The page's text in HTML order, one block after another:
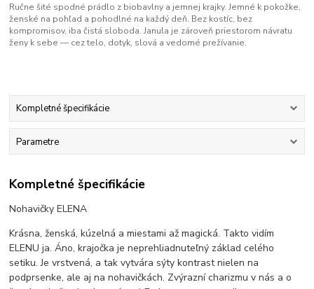
Ručne šité spodné prádlo z biobavlny a jemnej krajky. Jemné k pokožke,
ženské na pohľad a pohodlné na každý deň. Bez kostíc, bez
kompromisov, iba čistá sloboda. Janula je zároveň priestorom návratu
ženy k sebe — cez telo, dotyk, slová a vedomé prežívanie.
Kompletné špecifikácie
Parametre
Kompletné špecifikácie
Nohavičky ELENA
Krásna, ženská, kúzelná a miestami až magická. Takto vidím
ELENU ja. Áno, krajočka je neprehliadnuteľný základ celého
setiku. Je vrstvená, a tak vytvára sýty kontrast nielen na
podprsenke, ale aj na nohavičkách. Zvýrazní charizmu v nás a o